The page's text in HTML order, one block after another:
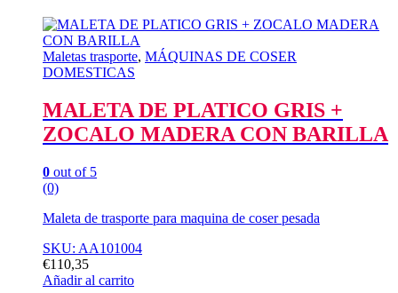
Maletas trasporte, MÁQUINAS DE COSER
DOMESTICAS
MALETA DE PLATICO GRIS +
ZOCALO MADERA CON BARILLA
0 out of 5
(0)
Maleta de trasporte para maquina de coser pesada
SKU: AA101004
€110,35
Añadir al carrito